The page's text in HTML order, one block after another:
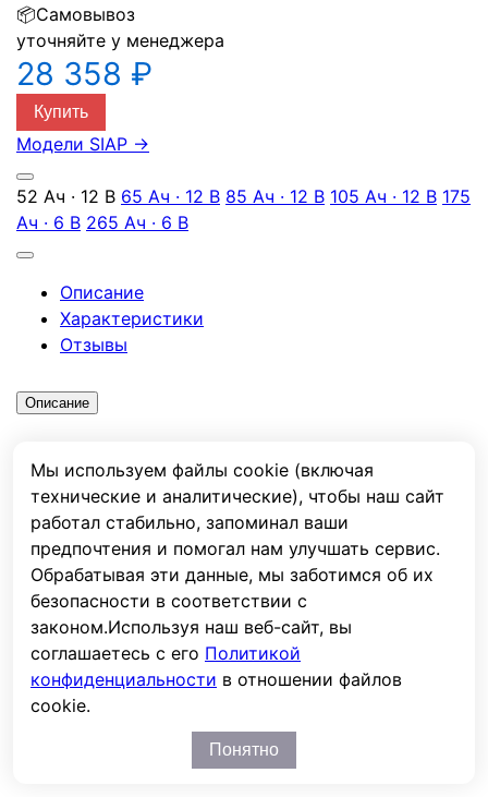
Мы используем файлы cookie (включая
технические и аналитические), чтобы наш сайт
работал стабильно, запоминал ваши
предпочтения и помогал нам улучшать сервис.
Обрабатывая эти данные, мы заботимся об их
безопасности в соответствии с
законом.Используя наш веб-сайт, вы
соглашаетесь с его Политикой
конфиденциальности в отношении файлов
cookie.
Понятно
📦Самовывоз
уточняйте у менеджера
28 358 ₽
Купить
Модели SIAP →
52 Ач · 12 В 65 Ач · 12 В 85 Ач · 12 В 105 Ач · 12 В 175
Ач · 6 В 265 Ач · 6 В
Описание
Характеристики
Отзывы
Описание
необслуживаемая аккумуляторная VRLA батарея,
тип GEL с электролитом в виде геля, связанного
высокодисперсным коллоидным кремнеземом,
благодаря чему во время работы не происходит
выделения вредных испарений. Подходят для
использования в составе уборочных машин,
электроштабелеров, подъемных платформах,
ножничных подъемников и других схожих машин.
52